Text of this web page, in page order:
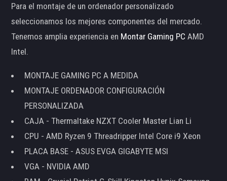
Para el montaje de un ordenador personalizado
seleccionamos los mejores componentes del mercado.
Tenemos amplia experiencia en Montar Gaming PC AMD
Intel.
MONTAJE GAMING PC A MEDIDA
MONTAJE ORDENADOR CONFIGURACIÓN
PERSONALIZADA
CAJA - Thermaltake NZXT Cooler Master Lian Li
CPU - AMD Ryzen 9 Threadripper Intel Core i9 Xeon
PLACA BASE - ASUS EVGA GIGABYTE MSI
VGA - NVIDIA AMD